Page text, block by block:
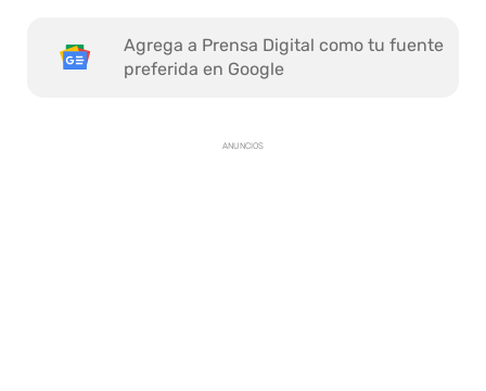
Agrega a Prensa Digital como tu fuente
preferida en Google
ANUNCIOS